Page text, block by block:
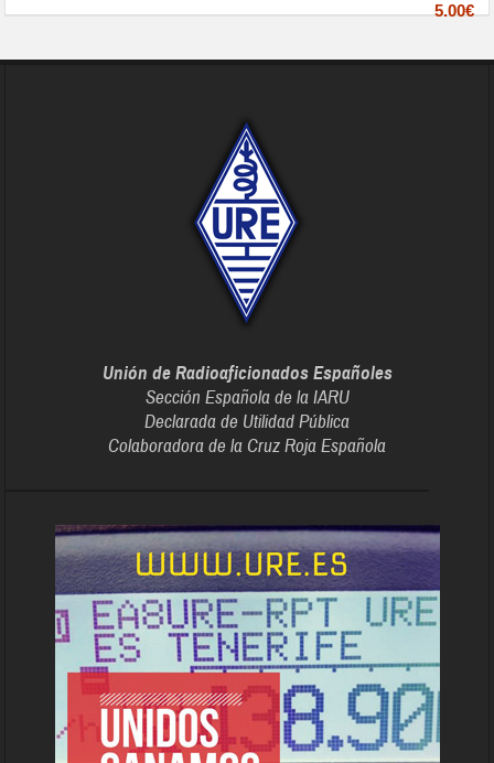
5.00€
Unión de Radioaficionados Españoles
Sección Española de la IARU
Declarada de Utilidad Pública
Colaboradora de la Cruz Roja Española